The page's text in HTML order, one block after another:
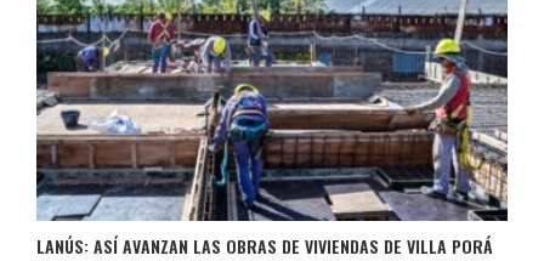
LANÚS: ASÍ AVANZAN LAS OBRAS DE VIVIENDAS DE VILLA PORÁ